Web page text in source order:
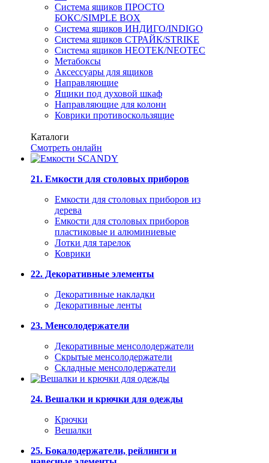
Система ящиков ПРОСТО
БОКС/SIMPLE BOX
Система ящиков ИНДИГО/INDIGO
Система ящиков СТРАЙК/STRIKE
Система ящиков НЕОТЕК/NEOTEC
Метабоксы
Аксессуары для ящиков
Направляющие
Ящики под духовой шкаф
Направляющие для колонн
Коврики противоскользящие
Каталоги
Смотреть онлайн
21. Емкости для столовых приборов
Емкости для столовых приборов из
дерева
Емкости для столовых приборов
пластиковые и алюминиевые
Лотки для тарелок
Коврики
22. Декоративные элементы
Декоративные накладки
Декоративные ленты
23. Менсолодержатели
Декоративные менсолодержатели
Скрытые менсолодержатели
Складные менсолодержатели
24. Вешалки и крючки для одежды
Крючки
Вешалки
25. Бокалодержатели, рейлинги и